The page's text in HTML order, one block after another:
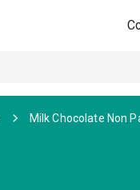
Milk Chocolate Non